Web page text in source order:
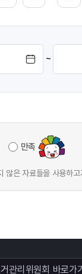
~
만족
않은 자료들을 사용하
관리위원회 바로가기